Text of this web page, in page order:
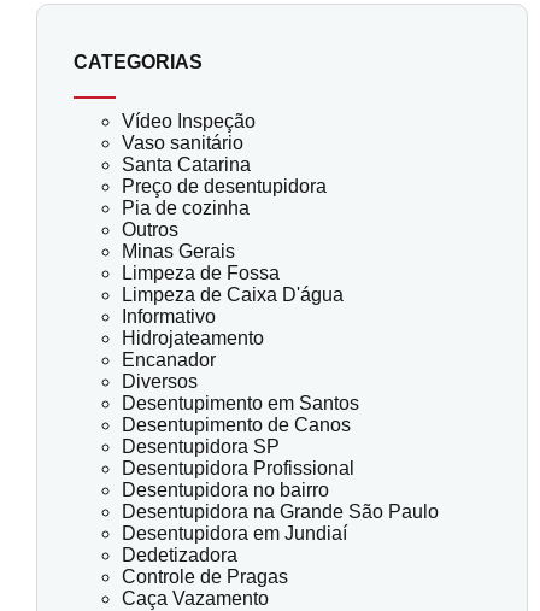
CATEGORIAS
Vídeo Inspeção
Vaso sanitário
Santa Catarina
Preço de desentupidora
Pia de cozinha
Outros
Minas Gerais
Limpeza de Fossa
Limpeza de Caixa D'água
Informativo
Hidrojateamento
Encanador
Diversos
Desentupimento em Santos
Desentupimento de Canos
Desentupidora SP
Desentupidora Profissional
Desentupidora no bairro
Desentupidora na Grande São Paulo
Desentupidora em Jundiaí
Dedetizadora
Controle de Pragas
Caça Vazamento